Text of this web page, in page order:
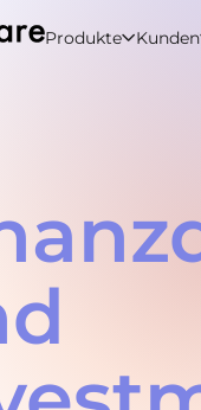
Produkte Kunden